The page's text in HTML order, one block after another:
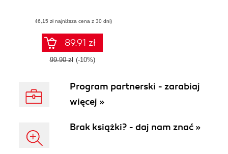
(46,15 zł najniższa cena z 30 dni)
89.91 zł
99.90 zł (-10%)
Program partnerski - zarabiaj
więcej »
Brak książki? - daj nam znać »